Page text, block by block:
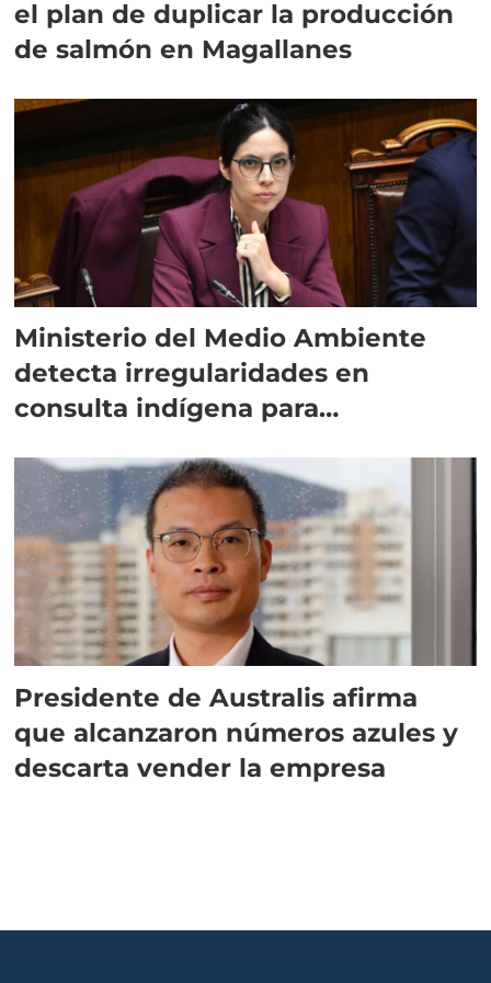
el plan de duplicar la producción
de salmón en Magallanes
Ministerio del Medio Ambiente
detecta irregularidades en
consulta indígena para
Presidente de Australis afirma
que alcanzaron números azules y
descarta vender la empresa